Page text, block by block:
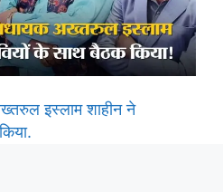
इस्लाम शाहीन ने